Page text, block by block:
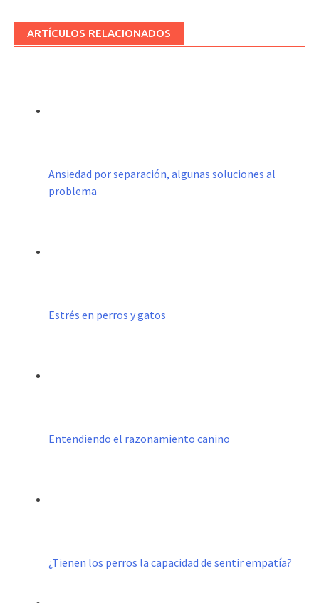
ARTÍCULOS RELACIONADOS
Ansiedad por separación, algunas soluciones al
problema
Estrés en perros y gatos
Entendiendo el razonamiento canino
¿Tienen los perros la capacidad de sentir empatía?